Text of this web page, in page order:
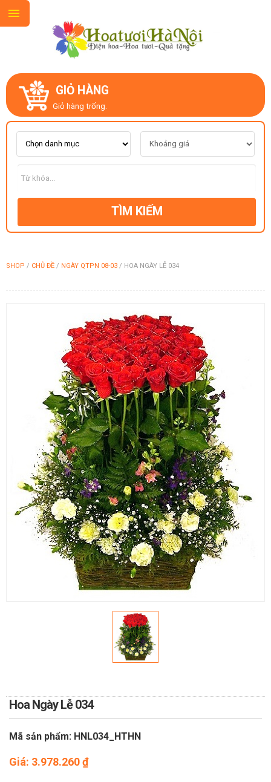
GIỎ HÀNG
Giỏ hàng trống.
TÌM KIẾM
SHOP / CHỦ ĐỀ / NGÀY QTPN 08-03 / HOA NGÀY LỄ 034
Hoa Ngày Lễ 034
Mã sản phẩm: HNL034_HTHN
Giá: 3.978.260₫
GIỚI THIỆU
LIÊN HỆ
MẪU HOA MỚI
CHỦ ĐỀ
QUÀ TẾT 2026
HƯỚNG DẪN MUA HÀNG
DỊCH VỤ GỬI ĐIỆN HOA VỀ
VIỆT NAM
PHƯƠNG THỨC THANH
TOÁN
DỊCH VỤ ĐIỆN HOA TRỰC
TUYẾN TẠI HÀ NỘI